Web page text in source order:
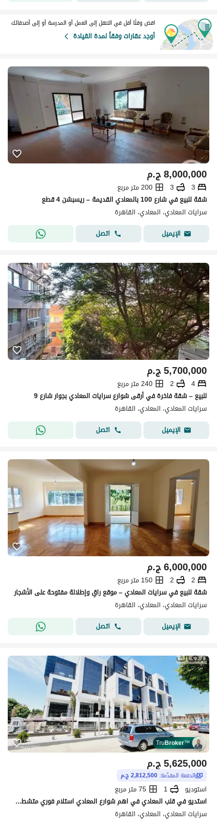
اقض وقتًا أقل في التنقل إلى العمل أو المدرسة أو إلى أصدقائك
أوجد عقارات وفقاً لمدة القيادة
ج.م8,000,000
3
3
200 متر مربع
شقة للبيع في شارع 100 بالمعادي القديمة – ريسبشن 4 قطع
سرايات المعادي، المعادي، القاهرة
الإيميل
اتصل
ج.م5,700,000
4
2
240 متر مربع
للبيع – شقة فاخرة في أرقى شوارع سرايات المعادي بجوار شارع 9
سرايات المعادي، المعادي، القاهرة
الإيميل
اتصل
ج.م6,000,000
2
2
150 متر مربع
شقة للبيع في سرايات المعادي – موقع راقٍ وإطلالة مفتوحة على الأشجار
سرايات المعادي، المعادي، القاهرة
الإيميل
اتصل
TruBroker™
ج.م5,625,000
الدفعة المقدّمة: 2,812,500 ج.م
استوديو 1
75 متر مربع
استديو في قلب المعادي في اهم شوارع المعادي استلام فوري متشطب مكان مطلوب بيتاجر بدولار وكمان متاح تقسيط تعالى اقولك التفاصيل
سرايات المعادي، المعادي، القاهرة